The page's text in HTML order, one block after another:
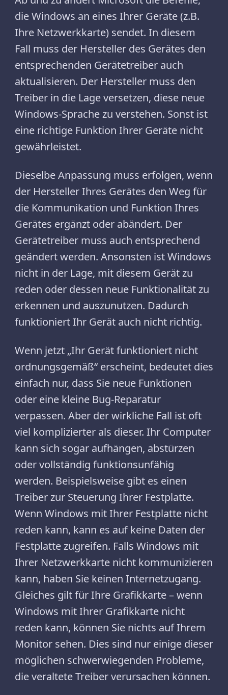
die Windows an eines Ihrer Geräte (z.B.
Ihre Netzwerkkarte) sendet. In diesem
Fall muss der Hersteller des Gerätes den
entsprechenden Gerätetreiber auch
aktualisieren. Der Hersteller muss den
Treiber in die Lage versetzen, diese neue
Windows-Sprache zu verstehen. Sonst ist
eine richtige Funktion Ihrer Geräte nicht
gewährleistet.
Dieselbe Anpassung muss erfolgen, wenn
der Hersteller Ihres Gerätes den Weg für
die Kommunikation und Funktion Ihres
Gerätes ergänzt oder abändert. Der
Gerätetreiber muss auch entsprechend
geändert werden. Ansonsten ist Windows
nicht in der Lage, mit diesem Gerät zu
reden oder dessen neue Funktionalität zu
erkennen und auszunutzen. Dadurch
funktioniert Ihr Gerät auch nicht richtig.
Wenn jetzt „Ihr Gerät funktioniert nicht
ordnungsgemäß“ erscheint, bedeutet dies
einfach nur, dass Sie neue Funktionen
oder eine kleine Bug-Reparatur
verpassen. Aber der wirkliche Fall ist oft
viel komplizierter als dieser. Ihr Computer
kann sich sogar aufhängen, abstürzen
oder vollständig funktionsunfähig
werden. Beispielsweise gibt es einen
Treiber zur Steuerung Ihrer Festplatte.
Wenn Windows mit Ihrer Festplatte nicht
reden kann, kann es auf keine Daten der
Festplatte zugreifen. Falls Windows mit
Ihrer Netzwerkkarte nicht kommunizieren
kann, haben Sie keinen Internetzugang.
Gleiches gilt für Ihre Grafikkarte – wenn
Windows mit Ihrer Grafikkarte nicht
reden kann, können Sie nichts auf Ihrem
Monitor sehen. Dies sind nur einige dieser
möglichen schwerwiegenden Probleme,
die veraltete Treiber verursachen können.